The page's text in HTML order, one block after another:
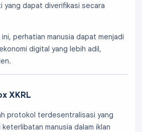
dapat diverifikasi secara
perhatian manusia dapat menjadi
digital yang lebih adil,
XKRL
protokol terdesentralisasi yang
manusia dalam iklan